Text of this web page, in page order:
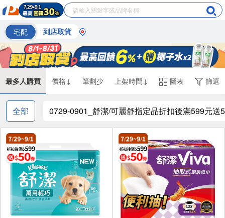
宅配 到店取貨
最多人購買 價格↓ 筆劃少 上架時間↓ 圖表 篩選
全部 0729-0901_舒潔/可麗舒指定品折扣後滿599元送